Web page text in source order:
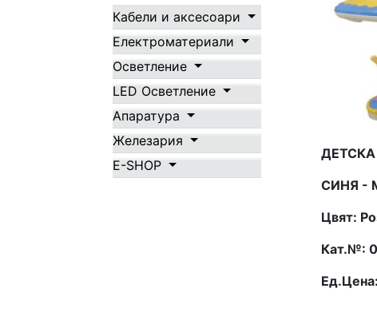
Кабели и аксесоари
Електроматериали
Осветление
LED Осветление
Апаратура
Железария
E-SHOP
СИНЯ -
Цвят:
Кат.№: